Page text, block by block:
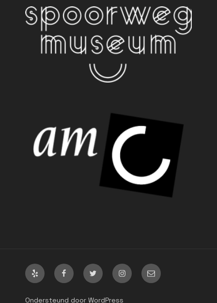
Yelp FacebookTwitter InstagramEmail
Ondersteund door WordPress